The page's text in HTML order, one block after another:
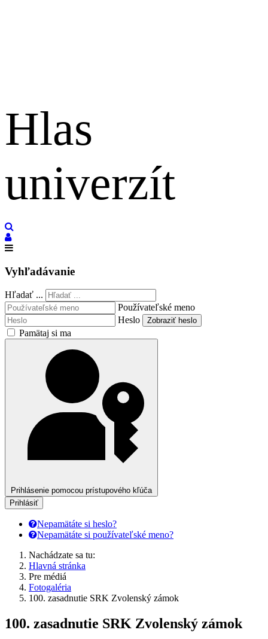
Hlas
univerzít
Vyhľadávanie
Hľadať ...
Používateľské meno
Heslo
Zobraziť heslo
Pamätaj si ma
Prihlásenie pomocou prístupového kľúča
Prihlásiť
Nepamätáte si heslo?
Nepamätáte si používateľské meno?
Nachádzate sa tu:
Hlavná stránka
Pre médiá
Fotogaléria
100. zasadnutie SRK Zvolenský zámok
100. zasadnutie SRK Zvolenský zámok